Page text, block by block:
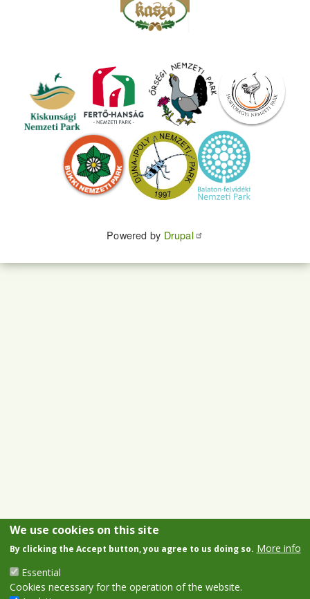
Powered by Drupal
We use cookies on this site
By clicking the Accept button, you agree to us doing so. More info
Essential
Cookies necessary for the operation of the website.